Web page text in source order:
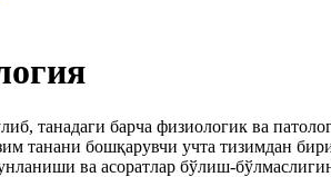
танадаги барча физиологик ва
танани бошқарувчи учта тизимдан
ва асоратлар бўлиш-